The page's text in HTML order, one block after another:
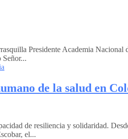
Presidente Academia
de la salud en
de resiliencia y solidaridad.
el...